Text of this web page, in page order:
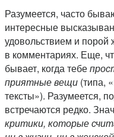
Разумеется, часто
интересные
удовольствием и
в комментариях. Еще,
бывает, когда тебе
приятные вещи (типа,
тексты»). Разумеется,
встречаются редко.
критики, которые